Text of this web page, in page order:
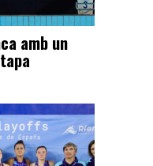
amb un